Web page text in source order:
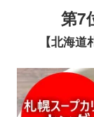
第7
【北海道